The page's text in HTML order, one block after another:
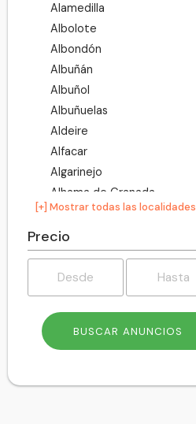
Alamedilla
Albolote
Albondón
Albuñán
Albuñol
Albuñuelas
Aldeire
Alfacar
Algarinejo
Alhama de Granada
Alhendín
Alicún de Ortega
Almegíjar
Almuñécar
Alpujarra de la Sierra
Alquife
Arenas del Rey
[+] Mostrar todas las localidades
Precio